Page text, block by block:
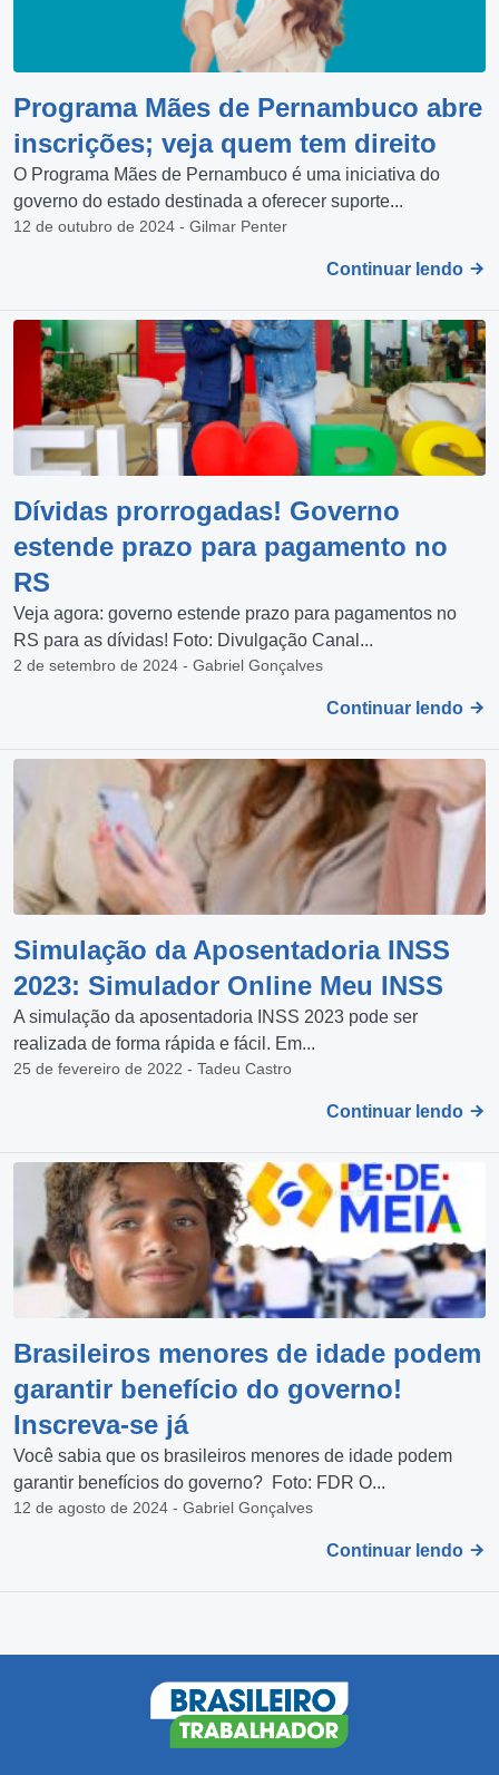
Programa Mães de Pernambuco abre
inscrições; veja quem tem direito
O Programa Mães de Pernambuco é uma iniciativa do
governo do estado destinada a oferecer suporte...
12 de outubro de 2024 - Gilmar Penter
Continuar lendo
Dívidas prorrogadas! Governo
estende prazo para pagamento no
RS
Veja agora: governo estende prazo para pagamentos no
RS para as dívidas! Foto: Divulgação Canal...
2 de setembro de 2024 - Gabriel Gonçalves
Continuar lendo
Simulação da Aposentadoria INSS
2023: Simulador Online Meu INSS
A simulação da aposentadoria INSS 2023 pode ser
realizada de forma rápida e fácil. Em...
25 de fevereiro de 2022 - Tadeu Castro
Continuar lendo
Brasileiros menores de idade podem
garantir benefício do governo!
Inscreva-se já
Você sabia que os brasileiros menores de idade podem
garantir benefícios do governo? Foto: FDR O...
12 de agosto de 2024 - Gabriel Gonçalves
Continuar lendo